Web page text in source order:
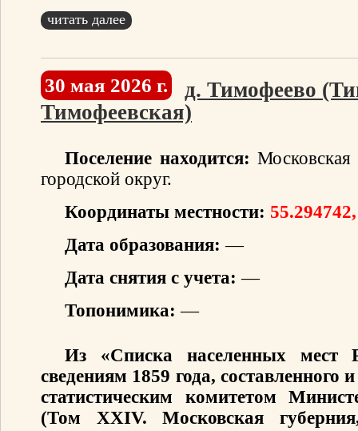
читать далее
30 мая 2026 г.
д. Тимофеево
Тимофеевская)
Поселение находится:
городской округ.
Координаты местности:
Дата образования: —
Дата снятия с учета: —
Топонимика: —
Из «Списка населенных мест
сведениям 1859 года,
статистическим комитетом
(Том XXIV. Московская